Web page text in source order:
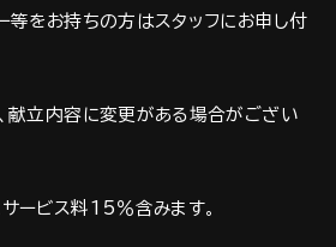
等をお持ちの方はスタッフにお申し付
献立内容に変更がある場合がござい
ービス料15％含みます。